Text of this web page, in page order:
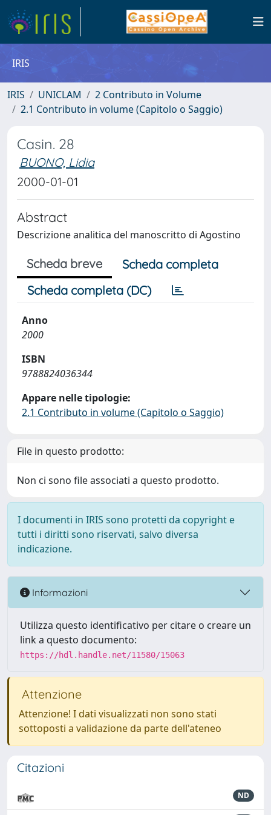
IRIS
IRIS UNICLAM
2 Contributo in Volume
2.1 Contributo in volume (Capitolo o Saggio)
Casin. 28
BUONO, Lidia
2000-01-01
Abstract
Descrizione analitica del manoscritto di Agostino
Scheda breve
Scheda completa
Scheda completa (DC)
Anno
2000
ISBN
9788824036344
Appare nelle tipologie:
2.1 Contributo in volume (Capitolo o Saggio)
File in questo prodotto:
Non ci sono file associati a questo prodotto.
I documenti in IRIS sono protetti da copyright e
tutti i diritti sono riservati, salvo diversa
indicazione.
Informazioni
Utilizza questo identificativo per citare o creare un
link a questo documento:
https://hdl.handle.net/11580/15063
Attenzione
Attenzione! I dati visualizzati non sono stati
sottoposti a validazione da parte dell'ateneo
Citazioni
ND